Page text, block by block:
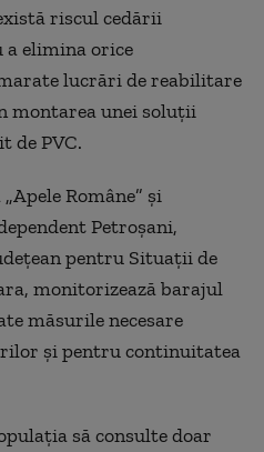
riscul cedării
elimina orice
lucrări de reabilitare
montarea unei soluții
de PVC.
Române” și
Petroșani,
pentru Situații de
monitorizează barajul
măsurile necesare
și pentru continuitatea
să consulte doar